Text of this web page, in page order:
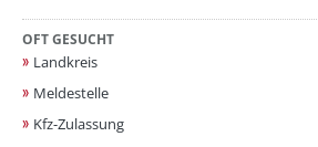
OFT GESUCHT
Landkreis
Meldestelle
Kfz-Zulassung